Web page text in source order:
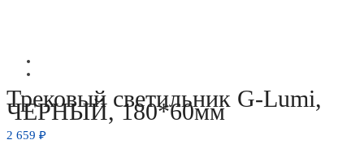
Трековый светильник G-Lumi,
ЧЕРНЫЙ, 180*60мм
2 659 ₽